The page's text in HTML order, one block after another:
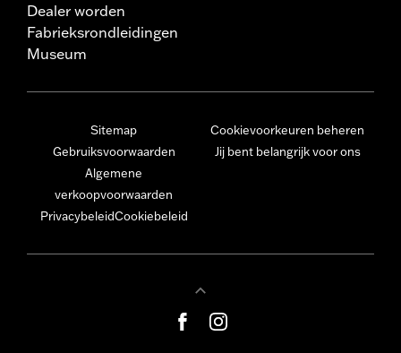
Dealer worden
Fabrieksrondleidingen
Museum
Sitemap
Gebruiksvoorwaarden
Algemene
verkoopvoorwaarden
PrivacybeleidCookiebeleid
Cookievoorkeuren beheren
Jij bent belangrijk voor ons